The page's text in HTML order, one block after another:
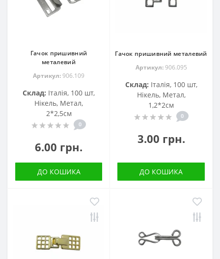
Гачок пришивний
металевий
Артикул:906.109
Склад: Італія, 100 шт,
Нікель, Метал,
2*2,5см
0
6.00 грн.
ДО КОШИКА
Гачок пришивний металевий
Артикул:906.095
Склад: Італія, 100 шт,
Нікель, Метал,
1,2*2см
0
3.00 грн.
ДО КОШИКА